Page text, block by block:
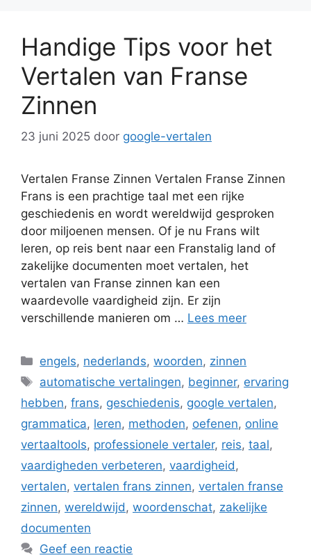
Handige Tips voor het
Vertalen van Franse
Zinnen
23 juni 2025 door google-vertalen
Vertalen Franse Zinnen Vertalen Franse Zinnen
Frans is een prachtige taal met een rijke
geschiedenis en wordt wereldwijd gesproken
door miljoenen mensen. Of je nu Frans wilt
leren, op reis bent naar een Franstalig land of
zakelijke documenten moet vertalen, het
vertalen van Franse zinnen kan een
waardevolle vaardigheid zijn. Er zijn
verschillende manieren om … Lees meer
Categorieën
engels, nederlands,woorden, zinnen
Tags
automatische vertalingen, beginner, ervaring
hebben, frans, geschiedenis, google vertalen,
grammatica, leren, methoden, oefenen, online
vertaaltools, professionele vertaler, reis, taal,
vaardigheden verbeteren, vaardigheid ,
vertalen, vertalen frans zinnen, vertalen franse
zinnen, wereldwijd , woordenschat, zakelijke
documenten
Geef een reactie